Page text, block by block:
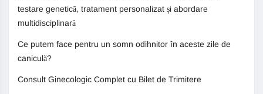
testare genetică, tratament personalizat și abordare
multidisciplinară
Ce putem face pentru un somn odihnitor în aceste zile de
caniculă?
Consult Ginecologic Complet cu Bilet de Trimitere